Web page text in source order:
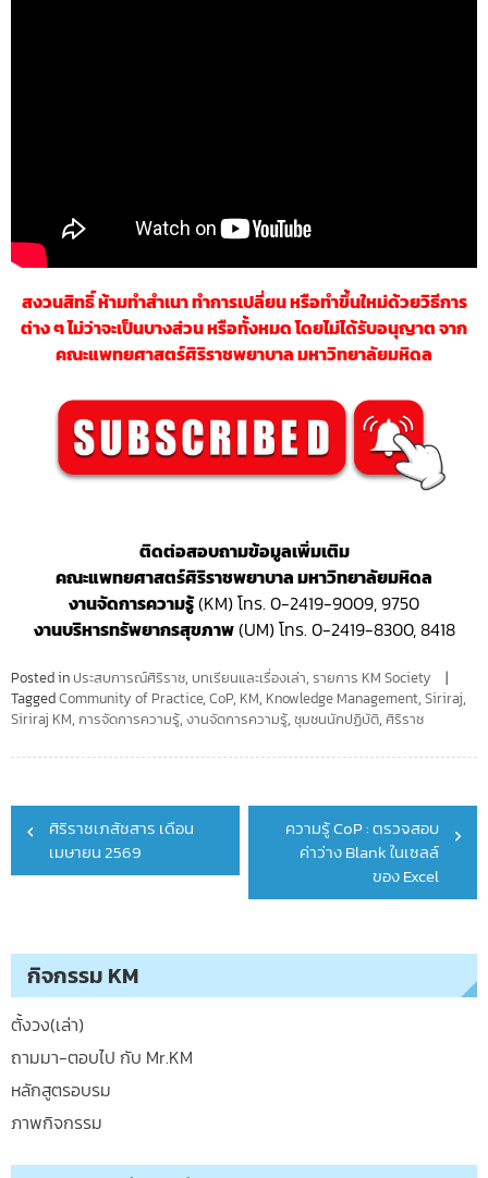
สงวนสิทธิ์ ห้ามทำสำเนา ทำการเปลี่ยน หรือทำขึ้นใหม่ด้วยวิธีการ
ต่าง ๆ ไม่ว่าจะเป็นบางส่วน หรือทั้งหมด โดยไม่ได้รับอนุญาต จาก
คณะแพทยศาสตร์ศิริราชพยาบาล มหาวิทยาลัยมหิดล
ติดต่อสอบถามข้อมูลเพิ่มเติม
คณะแพทยศาสตร์ศิริราชพยาบาล มหาวิทยาลัยมหิดล
งานจัดการความรู้(KM) โทร. 0-2419-9009, 9750
งานบริหารทรัพยากรสุขภาพ(UM) โทร. 0-2419-8300, 8418
Posted in ประสบการณ์ศิริราช, บทเรียนและเรื่องเล่า, รายการ KM Society
TaggedCommunity of Practice, CoP, KM, Knowledge Management, Siriraj,
Siriraj KM, การจัดการความรู้, งานจัดการความรู้, ชุมชนนักปฏิบัติ, ศิริราช
Post
navigation
ศิริราชเภสัชสาร เดือน
เมษายน 2569
ความรู้ CoP : ตรวจสอบ
ค่าว่าง Blank ในเซลล์
ของ Excel
กิจกรรม KM
ตั้งวง(เล่า)
ถามมา-ตอบไป กับ Mr.KM
หลักสูตรอบรม
ภาพกิจกรรม